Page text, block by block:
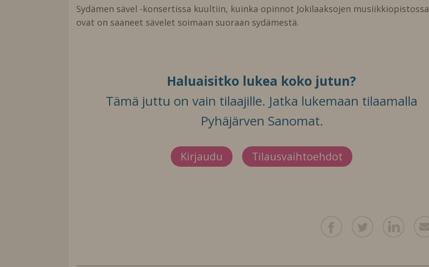
Sydämen sävel -konsertissa kuultiin, kuinka opinnot Jokilaaksojen musiikkiopistossa
ovat on saaneet sävelet soimaan suoraan sydämestä.
Haluaisitko lukea koko jutun?
Tämä juttu on vain tilaajille. Jatka lukemaan tilaamalla
Pyhäjärven Sanomat.
Kirjaudu Tilausvaihtoehdot